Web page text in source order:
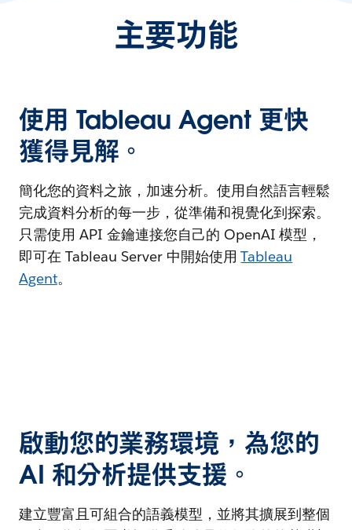
主要功能
使用 Tableau Agent 更快
獲得見解。
簡化您的資料之旅，加速分析。使用自然語言輕鬆
完成資料分析的每一步，從準備和視覺化到探索。
只需使用 API 金鑰連接您自己的 OpenAI 模型，
即可在 Tableau Server 中開始使用Tableau
Agent。
啟動您的業務環境，為您的
AI 和分析提供支援。
建立豐富且可組合的語義模型，並將其擴展到整個